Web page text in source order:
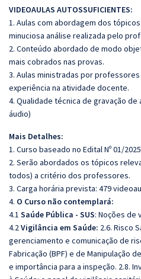
VIDEOAULAS AUTOSSUFICIENTES:
1. Aulas com abordagem dos
minuciosa análise realizada pelo
2. Conteúdo abordado de modo
mais cobrados nas provas.
3. Aulas ministradas por
experiência na atividade docente.
4. Qualidade técnica de gravação
áudio)
Mais Detalhes:
1. Curso baseado no Edital Nº 01/
2. Serão abordados os tópicos
todos) a critério dos professores.
3. Carga horária prevista: 479
4. O Curso não contemplará:
4.1 Saúde Pública - SUS: Noções de
4.2Vigilância em Saúde: 2.6. Risco
gerenciamento e comunicação de
Fabricação (BPF) e de Manipulação
e importância para a inspeção. 2.8.